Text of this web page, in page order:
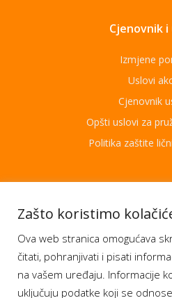
Cjenovnik i
Izmjene
Uslovi
Cjenovnik
Opšti uslovi za
Politika zaštite
Moj BH
Dostupnost
Moja
Zašto koristimo
Ova web stranica omogućava
čitati, pohranjivati i pisati
na vašem uređaju. Informacije
uključuju podatke koji se